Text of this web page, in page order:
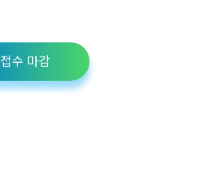
접수 마감